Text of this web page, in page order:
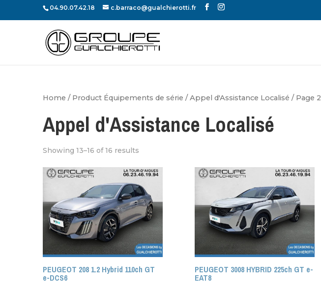
04.90.07.42.18 c.barraco@gualchierotti.fr
Home / Product Équipements de série /Appel d'Assistance Localisé / Page 2
Appel d'Assistance Localisé
Showing 13–16 of 16 results
PEUGEOT 208 1.2 Hybrid 110ch GT
e-DCS6
PEUGEOT 3008 HYBRID 225ch GT e-
EAT8